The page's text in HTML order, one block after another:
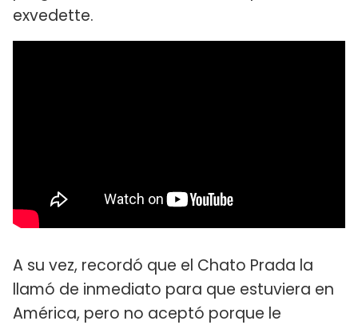
exvedette.
A su vez, recordó que el Chato Prada la
llamó de inmediato para que estuviera en
América, pero no aceptó porque le